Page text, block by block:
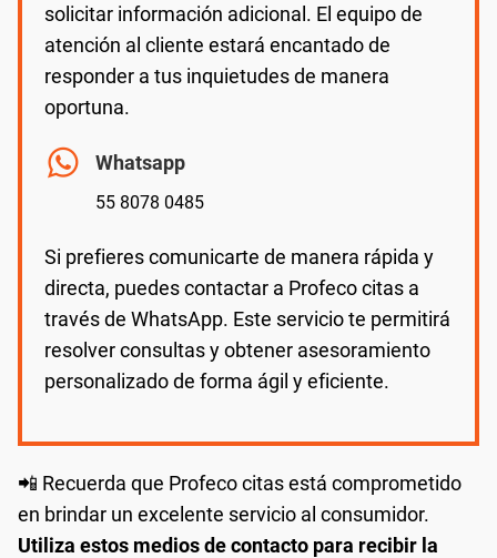
solicitar información adicional. El equipo de
atención al cliente estará encantado de
responder a tus inquietudes de manera
oportuna.
Whatsapp
55 8078 0485
Si prefieres comunicarte de manera rápida y
directa, puedes contactar a Profeco citas a
través de WhatsApp. Este servicio te permitirá
resolver consultas y obtener asesoramiento
personalizado de forma ágil y eficiente.
📲 Recuerda que Profeco citas está comprometido
en brindar un excelente servicio al consumidor.
Utiliza estos medios de contacto para recibir la